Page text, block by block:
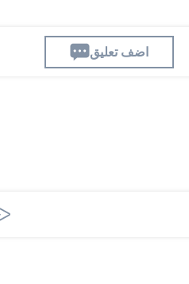
اضف تعليق